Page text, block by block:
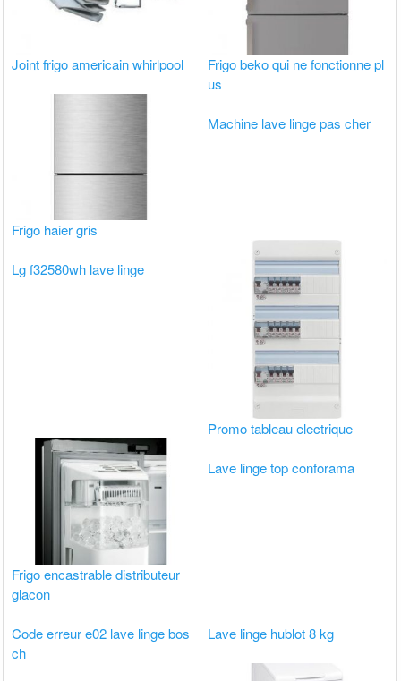
Joint frigo americain whirlpool
Frigo beko qui ne fonctionne pl
us
Frigo haier gris
Machine lave linge pas cher
Lg f32580wh lave linge
Promo tableau electrique
Frigo encastrable distributeur
glacon
Lave linge top conforama
Code erreur e02 lave linge bos
ch
Lave linge hublot 8 kg